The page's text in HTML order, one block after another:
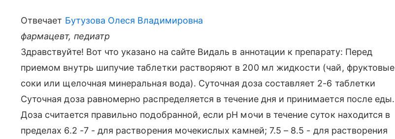
Отвечает Бутузова Олеся Владимировна
фармацевт, педиатр
Здравствуйте! Вот что указано на сайте Видаль в аннотации к препарату: Перед
приемом внутрь шипучие таблетки растворяют в 200 мл жидкости (чай, фруктовые
соки или щелочная минеральная вода). Суточная доза составляет 2-6 таблетки
Суточная доза равномерно распределяется в течение дня и принимается после еды.
Доза считается правильно подобранной, если рН мочи в течение суток находится в
пределах 6.2 -7 - для растворения мочекислых камней; 7.5 – 8.5 - для растворения